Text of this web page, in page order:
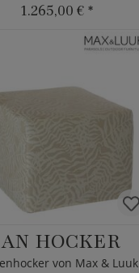
1.265,00 € *
HOCKER
von Max & Luuk